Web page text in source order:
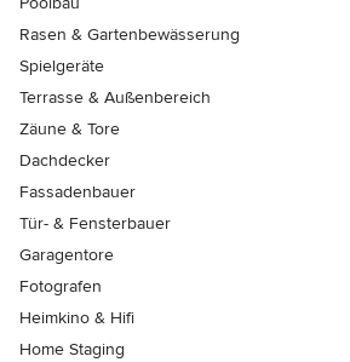
Rasen & Gartenbewässerung
Spielgeräte
Terrasse & Außenbereich
Zäune & Tore
Dachdecker
Fassadenbauer
Tür- & Fensterbauer
Garagentore
Fotografen
Heimkino & Hifi
Home Staging